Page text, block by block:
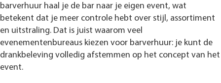
barverhuur haal je de bar naar je eigen event, wat
betekent dat je meer controle hebt over stijl, assortiment
en uitstraling. Dat is juist waarom veel
evenementenbureaus kiezen voor barverhuur: je kunt de
drankbeleving volledig afstemmen op het concept van het
event.